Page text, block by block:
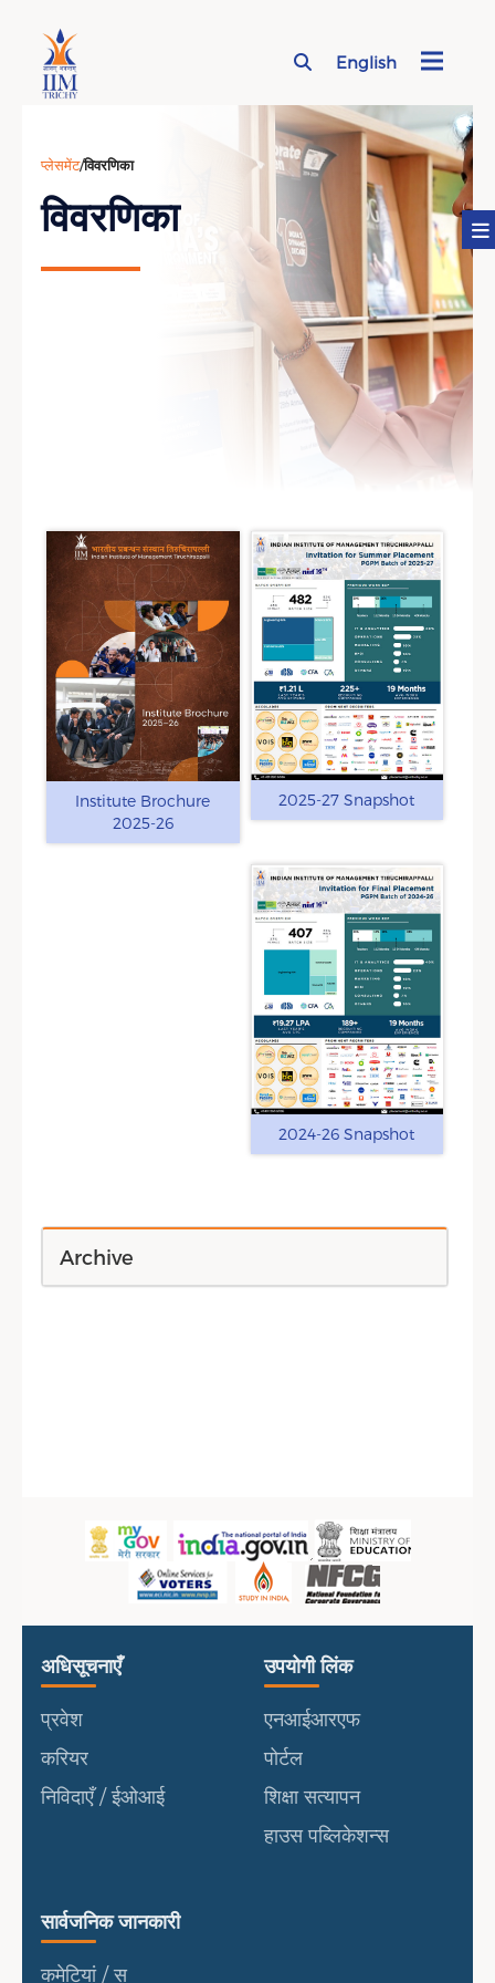
English
प्लेसमेंट/विवरणिका
विवरणिका
Institute Brochure
2025-26
2025-27 Snapshot
2024-26 Snapshot
Archive
उपयोगी लिंक
अधिसूचनाएँ
प्रवेश
करियर
निविदाएँ / ईओआई
पोर्टल
उपयोगी लिंक
एनआईआरएफ
पोर्टल
शिक्षा सत्यापन
हाउस पब्लिकेशन्स
सार्वजनिक जानकारी
सार्वजनिक जानकारी
कमेटियां / स